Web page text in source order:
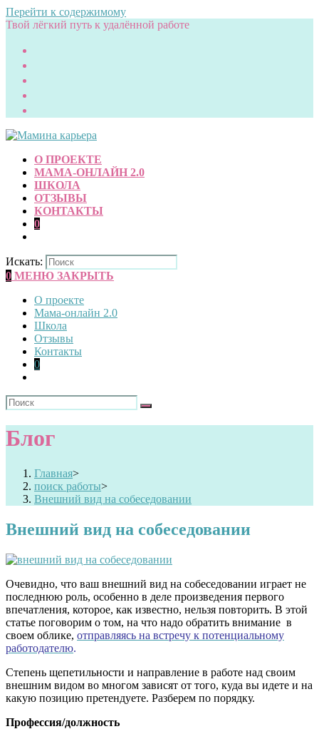
Перейти к содержимому
Твой лёгкий путь к удалённой работе
О ПРОЕКТЕ
МАМА-ОНЛАЙН 2.0
ШКОЛА
ОТЗЫВЫ
КОНТАКТЫ
0
Искать:
0 МЕНЮ ЗАКРЫТЬ
О проекте
Мама-онлайн 2.0
Школа
Отзывы
Контакты
0
Блог
Главная>
поиск работы>
Внешний вид на собеседовании
Внешний вид на собеседовании
Очевидно, что ваш внешний вид на собеседовании играет не
последнюю роль, особенно в деле произведения первого
впечатления, которое, как известно, нельзя повторить. В этой
статье поговорим о том, на что надо обратить внимание в
своем облике, отправляясь на встречу к потенциальному
работодателю.
Степень щепетильности и направление в работе над своим
внешним видом во многом зависят от того, куда вы идете и на
какую позицию претендуете. Разберем по порядку.
Профессия/должность